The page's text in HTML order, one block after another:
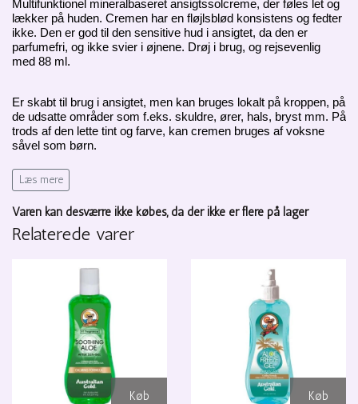
Multifunktionel mineralbaseret ansigtssolcreme, der føles let og
lækker på huden. Cremen har en fløjlsblød konsistens og fedter
ikke. Den er god til den sensitive hud i ansigtet, da den er
parfumefri, og ikke svier i øjnene. Drøj i brug, og rejsevenlig
med 88 ml.
Er skabt til brug i ansigtet, men kan bruges lokalt på kroppen, på
de udsatte områder som f.eks. skuldre, ører, hals, bryst mm. På
trods af den lette tint og farve, kan cremen bruges af voksne
såvel som børn.
Koralrev venlig
Uden parabener
Vegansk og Cruelty Free
Uden mineralske olier
Beskrivelse:
Botanical serien er kendt for at være mild, effektiv, bæredygtig
og mineralbaseret. Botanical Tinted Face er ingen undtagelse,
og den lette lækre konsistens gør den rar at bruge, hver eneste
dag som solbeskyttelse. Mineral solbeskyttelse fungerer ved
overfladisk at blokere solens stråler, så huden beskyttes
effektivt. UVA samt UVB SPF. 50 sikrer at huden er beskyttet
Læs mere
Varen kan desværre ikke købes, da der ikke er flere på lager
Relaterede varer
Køb Køb